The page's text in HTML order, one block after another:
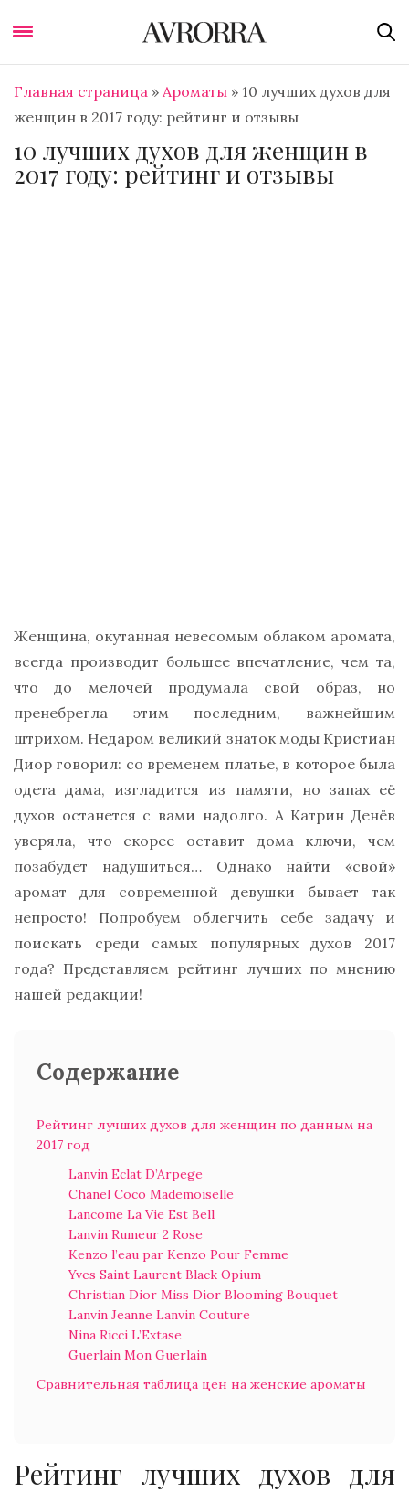
Главная страница » Ароматы » 10 лучших духов для
женщин в 2017 году: рейтинг и отзывы
10 лучших духов для женщин в
2017 году: рейтинг и отзывы
Женщина, окутанная невесомым облаком аромата,
всегда производит большее впечатление, чем та,
что до мелочей продумала свой образ, но
пренебрегла этим последним, важнейшим
штрихом. Недаром великий знаток моды Кристиан
Диор говорил: со временем платье, в которое была
одета дама, изгладится из памяти, но запах её
духов останется с вами надолго. А Катрин Денёв
уверяла, что скорее оставит дома ключи, чем
позабудет надушиться… Однако найти «свой»
аромат для современной девушки бывает так
непросто! Попробуем облегчить себе задачу и
поискать среди самых популярных духов 2017
года? Представляем рейтинг лучших по мнению
нашей редакции!
Содержание
Рейтинг лучших духов для женщин по данным на
2017 год
Lanvin Eclat D’Arpege
Chanel Coco Mademoiselle
Lancome La Vie Est Bell
Lanvin Rumeur 2 Rose
Kenzo l’eau par Kenzo Pour Femme
Yves Saint Laurent Black Opium
Christian Dior Miss Dior Blooming Bouquet
Lanvin Jeanne Lanvin Couture
Nina Ricci L’Extase
Guerlain Mon Guerlain
Сравнительная таблица цен на женские ароматы
Рейтинг лучших духов для